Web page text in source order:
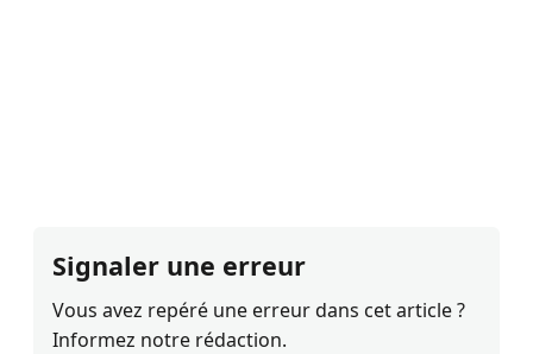
Signaler une erreur
Vous avez repéré une erreur dans cet article ?
Informez notre rédaction.